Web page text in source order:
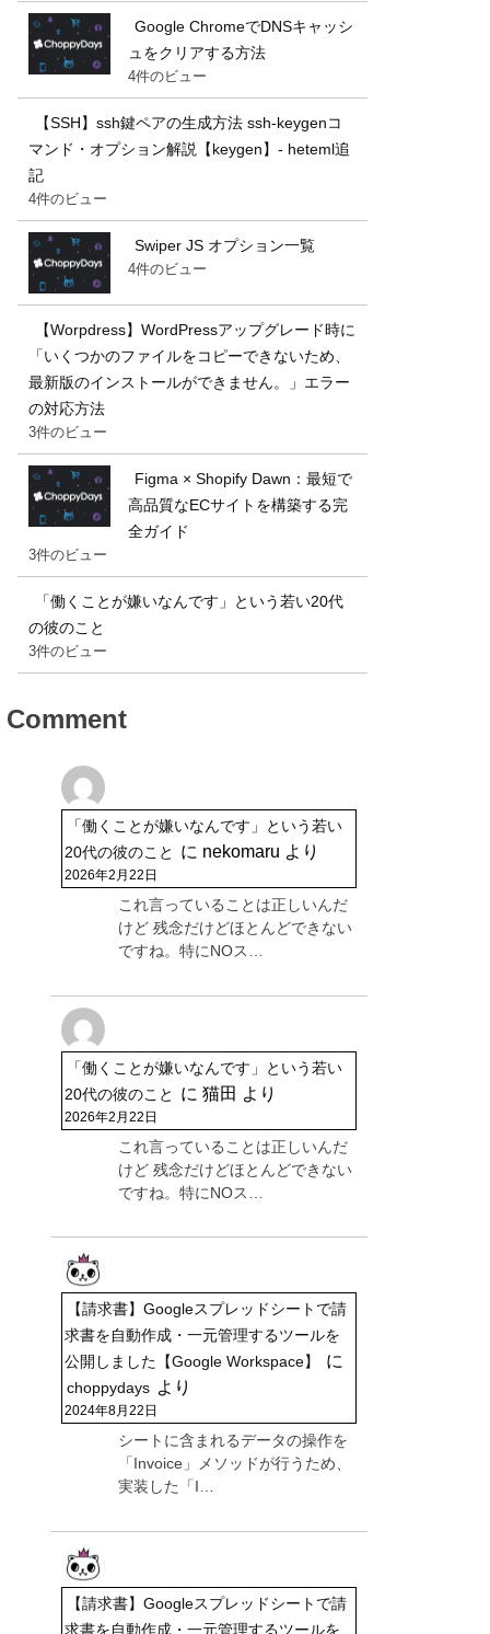
Google ChromeでDNSキャッシ
ュをクリアする方法
4件のビュー
【SSH】ssh鍵ペアの生成方法 ssh-keygenコ
マンド・オプション解説【keygen】- heteml追
記
4件のビュー
Swiper JS オプション一覧
4件のビュー
【Worpdress】WordPressアップグレード時に
「いくつかのファイルをコピーできないため、
最新版のインストールができません。」エラー
の対応方法
3件のビュー
Figma × Shopify Dawn：最短で
高品質なECサイトを構築する完
全ガイド
3件のビュー
「働くことが嫌いなんです」という若い20代
の彼のこと
3件のビュー
Comment
「働くことが嫌いなんです」という若い
20代の彼のこと
に nekomaru より
2026年2月22日
これ言っていることは正しいんだ
けど 残念だけどほとんどできない
ですね。特にNOス…
「働くことが嫌いなんです」という若い
20代の彼のこと
に 猫田 より
2026年2月22日
これ言っていることは正しいんだ
けど 残念だけどほとんどできない
ですね。特にNOス…
【請求書】Googleスプレッドシートで請
求書を自動作成・一元管理するツールを
公開しました【Google Workspace】
に
choppydays より
2024年8月22日
シートに含まれるデータの操作を
「Invoice」メソッドが行うため、
実装した「I…
【請求書】Googleスプレッドシートで請
求書を自動作成・一元管理するツールを